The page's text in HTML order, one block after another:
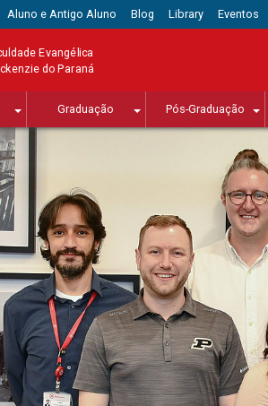
Aluno e Antigo Aluno Blog Library Eventos
Evangélica
do Paraná
Graduação Pós-Graduação